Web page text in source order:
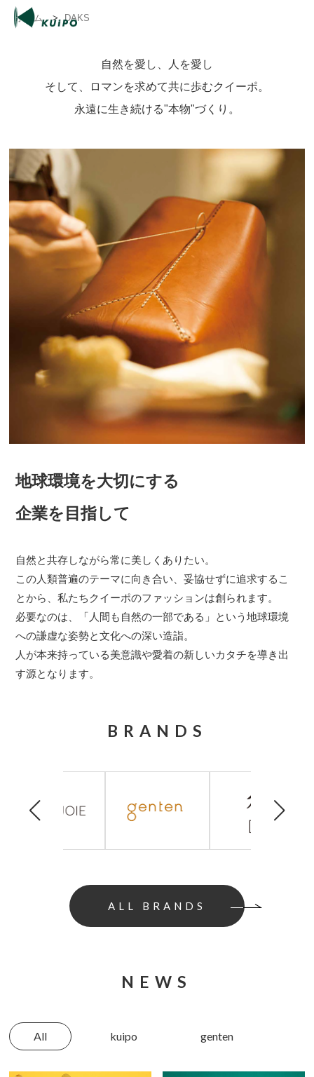
ホーム > DAKS
自然を愛し、人を愛し
そして、ロマンを求めて共に歩むクイーポ。
永遠に生き続ける"本物"づくり。
地球環境を大切にする
企業を目指して
自然と共存しながら常に美しくありたい。
この人類普遍のテーマに向き合い、妥協せずに追求するこ
とから、私たちクイーポのファッションは創られます。
必要なのは、「人間も自然の一部である」という地球環境
への謙虚な姿勢と文化への深い造詣。
人が本来持っている美意識や愛着の新しいカタチを導き出
す源となります。
BRANDS
ALL BRANDS
NEWS
All kuipo genten